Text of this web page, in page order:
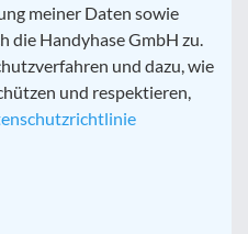
meiner Daten sowie
die Handyhase GmbH zu.
und dazu, wie
und respektieren,